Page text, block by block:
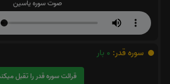
صوت سوره یاسین
سوره قدر: 0 بار
قرائت سوره قدر را تقبل میکنم